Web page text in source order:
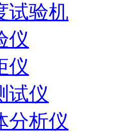
试验机
仪
仪
试仪
分析仪